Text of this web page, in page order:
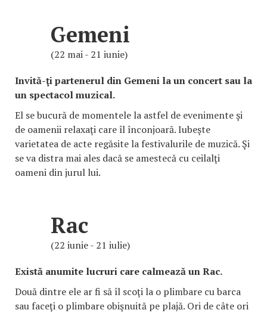
Gemeni
(22 mai - 21 iunie)
Invită-ţi partenerul din Gemeni la un concert sau la
un spectacol muzical.
El se bucură de momentele la astfel de evenimente şi
de oamenii relaxaţi care îl înconjoară. Iubeşte
varietatea de acte regăsite la festivalurile de muzică. Şi
se va distra mai ales dacă se amestecă cu ceilalţi
oameni din jurul lui.
Rac
(22 iunie - 21 iulie)
Există anumite lucruri care calmează un Rac.
Două dintre ele ar fi să îl scoţi la o plimbare cu barca
sau faceţi o plimbare obişnuită pe plajă. Ori de câte ori